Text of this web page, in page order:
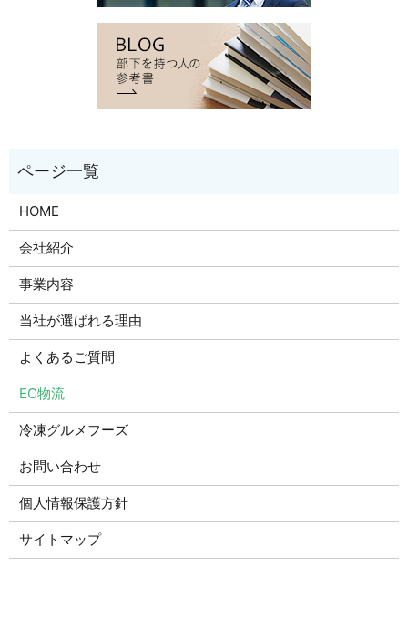
HOME
会社紹介
事業内容
当社が選ばれる理由
よくあるご質問
EC物流
冷凍グルメフーズ
お問い合わせ
個人情報保護方針
サイトマップ